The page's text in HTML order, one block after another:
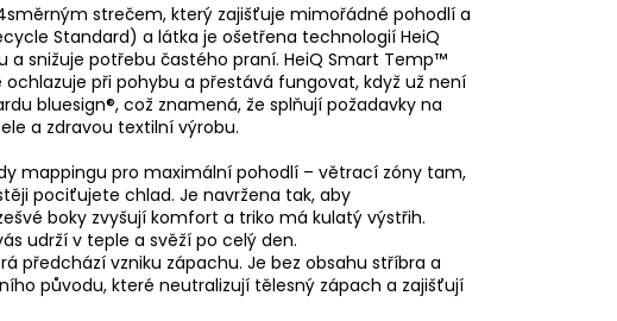
strečem, který zajišťuje mimořádné pohodlí a
Standard) a látka je ošetřena technologií HeiQ
snižuje potřebu častého praní. HeiQ Smart Temp™
při pohybu a přestává fungovat, když už není
bluesign®, což znamená, že splňují požadavky na
a zdravou textilní výrobu.
mappingu pro maximální pohodlí – větrací zóny tam,
pociťujete chlad. Je navržena tak, aby
boky zvyšují komfort a triko má kulatý výstřih.
udrží v teple a svěží po celý den.
předchází vzniku zápachu. Je bez obsahu stříbra a
původu, které neutralizují tělesný zápach a zajišťují